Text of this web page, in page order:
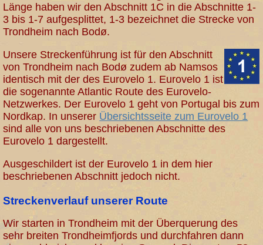
Länge haben wir den Abschnitt 1C in die Abschnitte 1-
3 bis 1-7 aufgesplittet, 1-3 bezeichnet die Strecke von
Trondheim nach Bodø.
Unsere Streckenführung ist für den Abschnitt
von Trondheim nach Bodø zudem ab Namsos
identisch mit der des Eurovelo 1. Eurovelo 1 ist
die sogenannte Atlantic Route des Eurovelo-
Netzwerkes. Der Eurovelo 1 geht von Portugal bis zum
Nordkap. In unserer Übersichtsseite zum Eurovelo 1
sind alle von uns beschriebenen Abschnitte des
Eurovelo 1 dargestellt.
Ausgeschildert ist der Eurovelo 1 in dem hier
beschriebenen Abschnitt jedoch nicht.
Streckenverlauf unserer Route
Wir starten in Trondheim mit der Überquerung des
sehr breiten Trondheimfjords und durchfahren dann